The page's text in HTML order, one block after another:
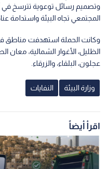
وتصميم رسائل توعوية تترسخ في
المجتمعي تجاه البيئة واستدامة
وكانت الحملة استهدفت مناطق
الظليل، الأغوار الشمالية، معان
عجلون، البلقاء، والزرقاء.
وزارة البيئة النفايات
اقرأ أيضاً